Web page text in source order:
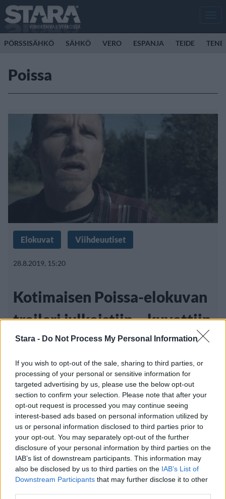
Stara - Do Not Process My Personal Information
If you wish to opt-out of the sale, sharing to third parties, or
processing of your personal or sensitive information for
targeted advertising by us, please use the below opt-out
section to confirm your selection. Please note that after your
opt-out request is processed you may continue seeing
interest-based ads based on personal information utilized by
us or personal information disclosed to third parties prior to
your opt-out. You may separately opt-out of the further
disclosure of your personal information by third parties on the
IAB’s list of downstream participants. This information may
also be disclosed by us to third parties on the IAB’s List of
Downstream Participants that may further disclose it to other
PÖRSSISÄHKÖ SÄHKÖ VERO ESPANJA TEIDE
Poissa
Elokuvat Viihdeuutiset
28.8.2019, 15:20
Kotimaisen Poissa-elokuvan
traileri julkaistiin – kuvattiin
30 eri maassa
Kesäkuussa Sodankylän elokuvajuhlilla ensi-
iltansa saanut Poissa on ainutlaatuinen
suomalainen elokuva,
Info Yhteistyössä